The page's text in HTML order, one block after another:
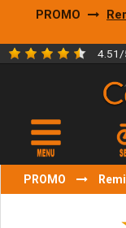
PROMO
4.51/
PROMO